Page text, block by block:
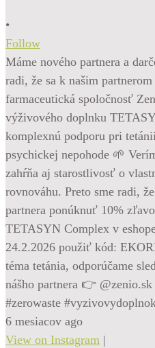
•
Follow
Máme nového partnera a
radi, že sa k našim
farmaceutická spoločnosť
výživového doplnku
komplexnú podporu pri
psychickej nepohode 🌱
zahŕňa aj starostlivosť o
rovnováhu. Preto sme radi,
partnera ponúknuť 10%
TETASYN Complex v
24.2.2026 použiť kód:
téma tetánia, odporúčame
nášho partnera 👉
#zerowaste
6 mesiacov ago
View on Instagram |